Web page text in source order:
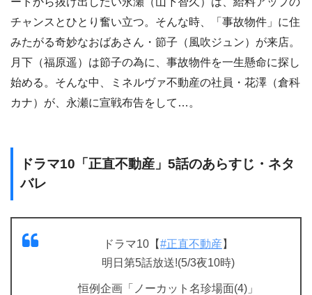
チャンスとひとり奮い立つ。そんな時、「事故物件」に住
みたがる奇妙なおばあさん・節子（風吹ジュン）が来店。
月下（福原遥）は節子の為に、事故物件を一生懸命に探し
始める。そんな中、ミネルヴァ不動産の社員・花澤（倉科
カナ）が、永瀬に宣戦布告をして…。
ドラマ10「正直不動産」5話のあらすじ・ネタ
バレ
ドラマ10【#正直不動産 】
明日第5話放送!(5/3夜10時)
恒例企画「ノーカット名珍場面(4)」